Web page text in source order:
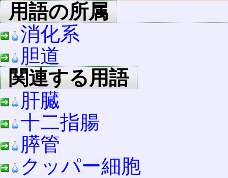
用語の所属
消化系
胆道
関連する用語
肝臓
十二指腸
膵管
クッパー細胞